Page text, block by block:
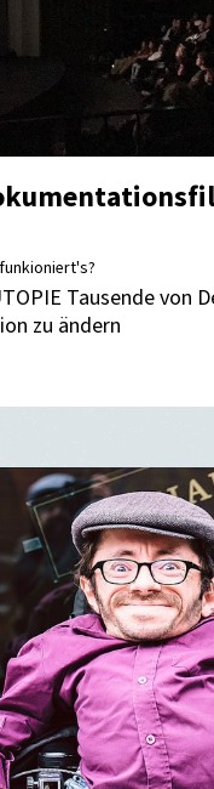
Tausende von
zu ändern